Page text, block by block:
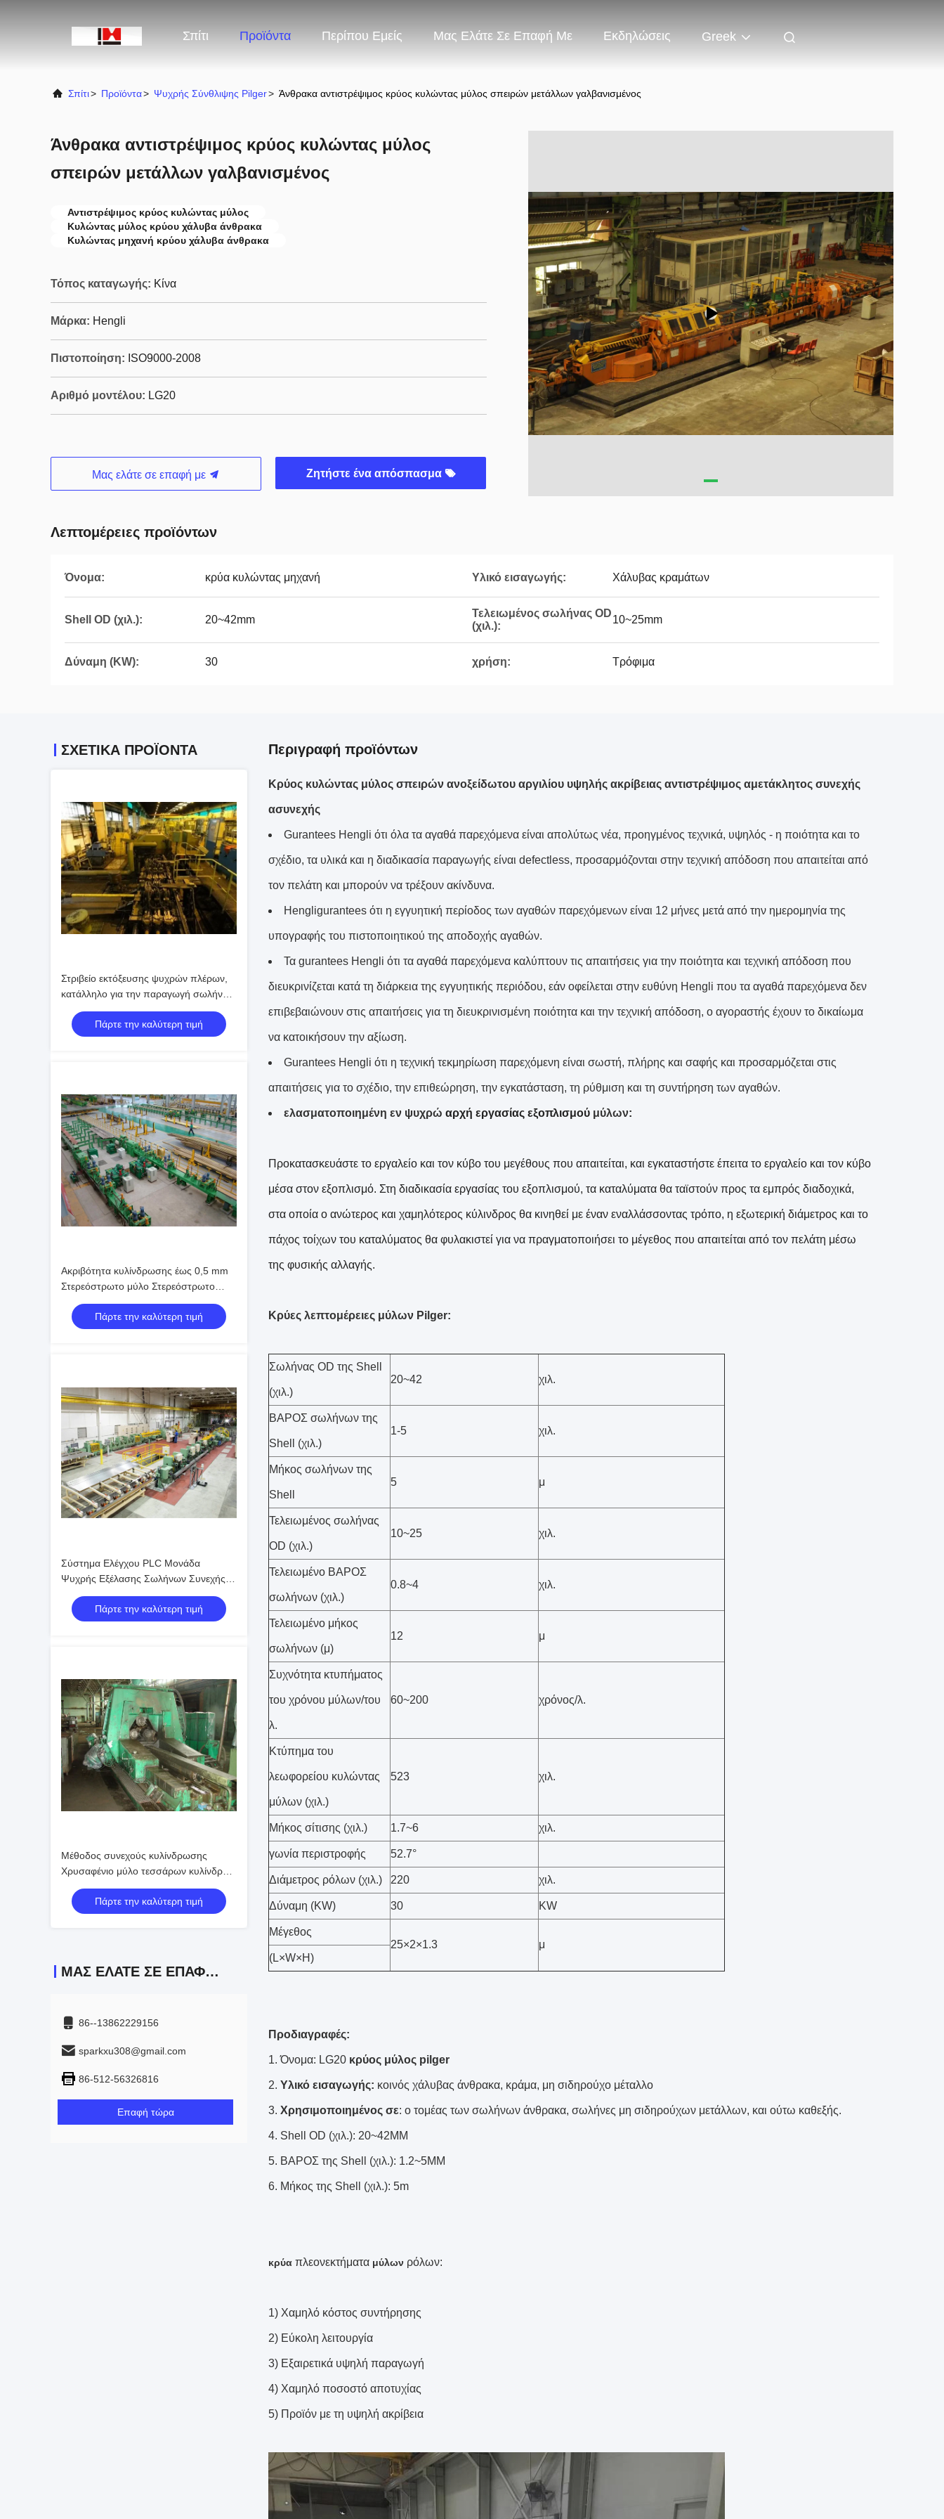
Σπίτι Προϊόντα Περίπου Εμείς Μας Ελάτε Σε Επαφή Με Εκδηλώσεις Greek
Σπίτι> Προϊόντα> Ψυχρής Σύνθλιψης Pilger> Άνθρακα αντιστρέψιμος κρύος κυλώντας μύλος σπειρών μετάλλων γαλβανισμένος
Άνθρακα αντιστρέψιμος κρύος κυλώντας μύλος
σπειρών μετάλλων γαλβανισμένος
Αντιστρέψιμος κρύος κυλώντας μύλος
Κυλώντας μύλος κρύου χάλυβα άνθρακα
Κυλώντας μηχανή κρύου χάλυβα άνθρακα
Τόπος καταγωγής: Κίνα
Μάρκα: Hengli
Πιστοποίηση: ISO9000-2008
Αριθμό μοντέλου: LG20
Μας ελάτε σε επαφή με Ζητήστε ένα απόσπασμα
Λεπτομέρειες προϊόντων
Όνομα: κρύα κυλώντας μηχανή Υλικό εισαγωγής: Χάλυβας κραμάτων
Shell OD (χιλ.): 20~42mm
Τελειωμένος σωλήνας OD
(χιλ.):
10~25mm
Δύναμη (KW): 30 χρήση: Τρόφιμα
ΣΧΕΤΙΚΆ ΠΡΟΪΌΝΤΑ
Στριβείο εκτόξευσης ψυχρών πλέρων,
κατάλληλο για την παραγωγή σωλήνων
υψηλής αντοχής και πολύπλοκων
μεταλλικών σχημάτων
Πάρτε την καλύτερη τιμή
Ακριβότητα κυλίνδρωσης έως 0,5 mm
Στερεόστρωτο μύλο Στερεόστρωτο
κυλίνδρωμα Μεγέθους εύρος
Σιδηροτροφικό πάχος 0,5-12 mm
Εξοπλισμός κυλίνδρωσης σωλήνων
Πάρτε την καλύτερη τιμή
Σύστημα Ελέγχου PLC Μονάδα
Ψυχρής Εξέλασης Σωλήνων Συνεχής
Μέθοδος Κύλισης Παραγωγή Χωρίς
Συγκόλληση Σωλήνων με Διαχείριση
Διαδικασίας
Πάρτε την καλύτερη τιμή
Μέθοδος συνεχούς κυλίνδρωσης
Χρυσαφένιο μύλο τεσσάρων κυλίνδρων
τύπου κυλίνδρωσης Δύναμη
κυλίνδρωσης έως 4500KN Μηχανή
κυλίνδρωσης μεταλλικών σωλήνων
Πάρτε την καλύτερη τιμή
ΜΑΣ ΕΛΆΤΕ ΣΕ ΕΠΑΦΉ ΜΕ
86--13862229156
sparkxu308@gmail.com
86-512-56326816
Επαφή τώρα
Περιγραφή προϊόντων
Κρύος κυλώντας μύλος σπειρών ανοξείδωτου αργιλίου υψηλής ακρίβειας αντιστρέψιμος αμετάκλητος συνεχής
ασυνεχής
Gurantees Hengli ότι όλα τα αγαθά παρεχόμενα είναι απολύτως νέα, προηγμένος τεχνικά, υψηλός - η ποιότητα και το
σχέδιο, τα υλικά και η διαδικασία παραγωγής είναι defectless, προσαρμόζονται στην τεχνική απόδοση που απαιτείται από
τον πελάτη και μπορούν να τρέξουν ακίνδυνα.
Hengligurantees ότι η εγγυητική περίοδος των αγαθών παρεχόμενων είναι 12 μήνες μετά από την ημερομηνία της
υπογραφής του πιστοποιητικού της αποδοχής αγαθών.
Τα gurantees Hengli ότι τα αγαθά παρεχόμενα καλύπτουν τις απαιτήσεις για την ποιότητα και τεχνική απόδοση που
διευκρινίζεται κατά τη διάρκεια της εγγυητικής περιόδου, εάν οφείλεται στην ευθύνη Hengli που τα αγαθά παρεχόμενα δεν
επιβεβαιώνουν στις απαιτήσεις για τη διευκρινισμένη ποιότητα και την τεχνική απόδοση, ο αγοραστής έχουν το δικαίωμα
να κατοικήσουν την αξίωση.
Gurantees Hengli ότι η τεχνική τεκμηρίωση παρεχόμενη είναι σωστή, πλήρης και σαφής και προσαρμόζεται στις
απαιτήσεις για το σχέδιο, την επιθεώρηση, την εγκατάσταση, τη ρύθμιση και τη συντήρηση των αγαθών.
ελασματοποιημένη εν ψυχρώ αρχή εργασίας εξοπλισμού μύλων:
Προκατασκευάστε το εργαλείο και τον κύβο του μεγέθους που απαιτείται, και εγκαταστήστε έπειτα το εργαλείο και τον κύβο
μέσα στον εξοπλισμό. Στη διαδικασία εργασίας του εξοπλισμού, τα καταλύματα θα ταϊστούν προς τα εμπρός διαδοχικά,
στα οποία ο ανώτερος και χαμηλότερος κύλινδρος θα κινηθεί με έναν εναλλάσσοντας τρόπο, η εξωτερική διάμετρος και το
πάχος τοίχων του καταλύματος θα φυλακιστεί για να πραγματοποιήσει το μέγεθος που απαιτείται από τον πελάτη μέσω
της φυσικής αλλαγής.
Κρύες λεπτομέρειες μύλων Pilger:
Σωλήνας OD της Shell
(χιλ.)
20~42 χιλ.
ΒΑΡΟΣ σωλήνων της
Shell (χιλ.)
1-5 χιλ.
Μήκος σωλήνων της
Shell
5 μ
Τελειωμένος σωλήνας
OD (χιλ.)
10~25 χιλ.
Τελειωμένο ΒΑΡΟΣ
σωλήνων (χιλ.)
0.8~4 χιλ.
Τελειωμένο μήκος
σωλήνων (μ)
12 μ
Συχνότητα κτυπήματος
του χρόνου μύλων/του
λ.
60~200 χρόνος/λ.
Κτύπημα του
λεωφορείου κυλώντας
μύλων (χιλ.)
523 χιλ.
Μήκος σίτισης (χιλ.) 1.7~6 χιλ.
γωνία περιστροφής 52.7°
Διάμετρος ρόλων (χιλ.) 220 χιλ.
Δύναμη (KW) 30 KW
Μέγεθος
25×2×1.3
μ
(L×W×H)
Προδιαγραφές:
Όνομα: LG20 κρύος μύλος pilger
Υλικό εισαγωγής: κοινός χάλυβας άνθρακα, κράμα, μη σιδηρούχο μέταλλο
Χρησιμοποιημένος σε: ο τομέας των σωλήνων άνθρακα, σωλήνες μη σιδηρούχων μετάλλων, και ούτω καθεξής.
Shell OD (χιλ.): 20~42MM
ΒΑΡΟΣ της Shell (χιλ.): 1.2~5MM
Μήκος της Shell (χιλ.): 5m
κρύα πλεονεκτήματα μύλων ρόλων:
1) Χαμηλό κόστος συντήρησης
2) Εύκολη λειτουργία
3) Εξαιρετικά υψηλή παραγωγή
4) Χαμηλό ποσοστό αποτυχίας
5) Προϊόν με τη υψηλή ακρίβεια